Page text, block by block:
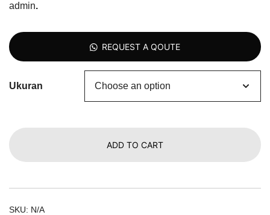
admin.
REQUEST A QOUTE
Ukuran
ADD TO CART
SKU: N/A